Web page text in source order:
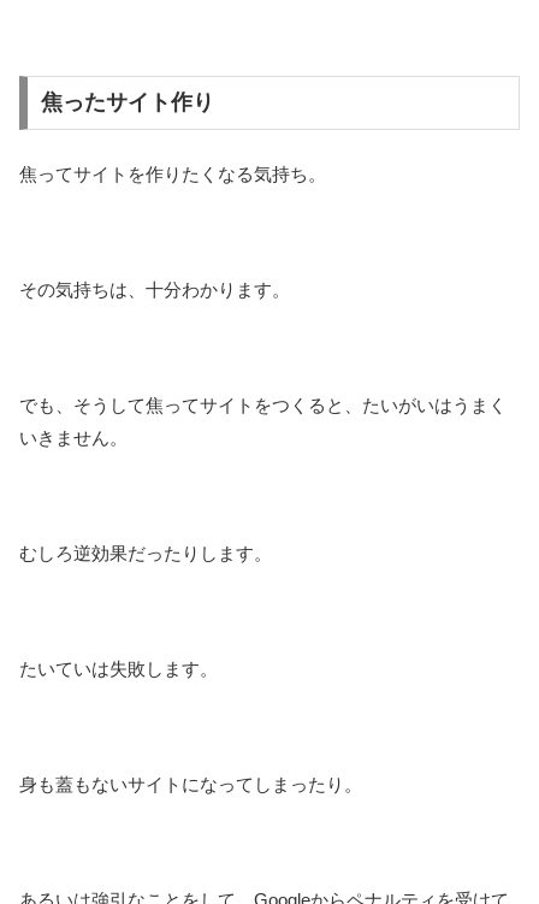
焦ったサイト作り
焦ってサイトを作りたくなる気持ち。
その気持ちは、十分わかります。
でも、そうして焦ってサイトをつくると、たいがいはうまく
いきません。
むしろ逆効果だったりします。
たいていは失敗します。
身も蓋もないサイトになってしまったり。
あるいは強引なことをして、Googleからペナルティを受けて